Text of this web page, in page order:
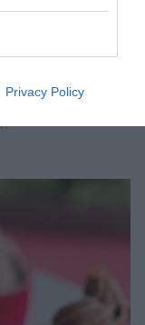
Privacy Policy